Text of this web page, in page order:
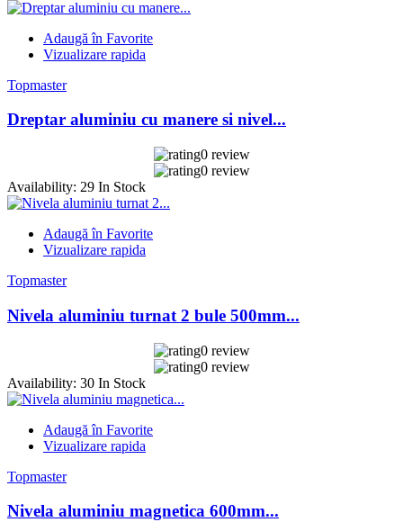
Adaugă în Favorite
Vizualizare rapida
Topmaster
Dreptar aluminiu cu manere si nivel...
0 review
0 review
Availability: 29 In Stock
Adaugă în Favorite
Vizualizare rapida
Topmaster
Nivela aluminiu turnat 2 bule 500mm...
0 review
0 review
Availability: 30 In Stock
Adaugă în Favorite
Vizualizare rapida
Topmaster
Nivela aluminiu magnetica 600mm...